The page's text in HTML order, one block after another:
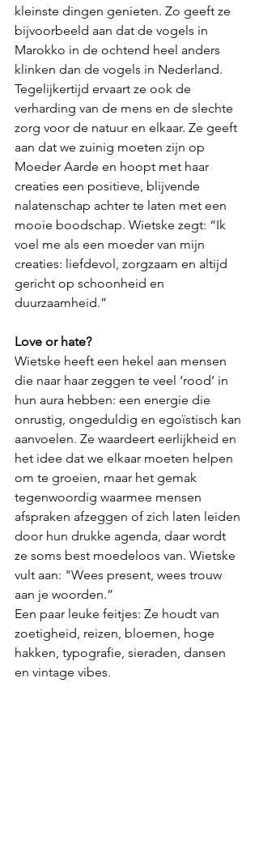
kleinste dingen genieten. Zo geeft ze
bijvoorbeeld aan dat de vogels in
Marokko in de ochtend heel anders
klinken dan de vogels in Nederland.
Tegelijkertijd ervaart ze ook de
verharding van de mens en de slechte
zorg voor de natuur en elkaar. Ze geeft
aan dat we zuinig moeten zijn op
Moeder Aarde en hoopt met haar
creaties een positieve, blijvende
nalatenschap achter te laten met een
mooie boodschap. Wietske zegt: “Ik
voel me als een moeder van mijn
creaties: liefdevol, zorgzaam en altijd
gericht op schoonheid en
duurzaamheid.”
Love or hate?
Wietske heeft een hekel aan mensen
die naar haar zeggen te veel ‘rood’ in
hun aura hebben: een energie die
onrustig, ongeduldig en egoïstisch kan
aanvoelen. Ze waardeert eerlijkheid en
het idee dat we elkaar moeten helpen
om te groeien, maar het gemak
tegenwoordig waarmee mensen
afspraken afzeggen of zich laten leiden
door hun drukke agenda, daar wordt
ze soms best moedeloos van. Wietske
vult aan: "Wees present, wees trouw
aan je woorden.”
Een paar leuke feitjes: Ze houdt van
zoetigheid, reizen, bloemen, hoge
hakken, typografie, sieraden, dansen
en vintage vibes.